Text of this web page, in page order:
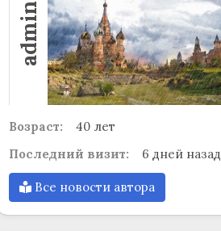
admin
Возраст:
40 лет
Последний визит:
6 дней назад
Все новости автора